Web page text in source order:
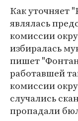
Как уточняет
являлась
комиссии
избиралась
пишет
работавшей
комиссии
случались
пропадали